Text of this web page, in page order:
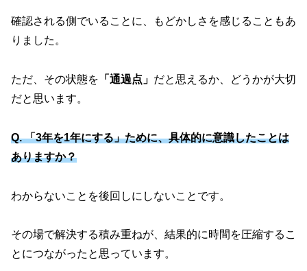
確認される側でいることに、もどかしさを感じることもあ
りました。
ただ、その状態を 「通過点」 だと思えるか、どうかが大切
だと思います。
Q. 「3年を1年にする」ために、具体的に意識したことは
ありますか？
わからないことを後回しにしないことです。
その場で解決する積み重ねが、結果的に時間を圧縮するこ
とにつながったと思っています。